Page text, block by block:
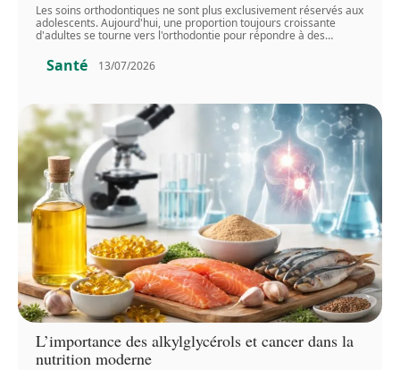
Les soins orthodontiques ne sont plus exclusivement réservés aux
adolescents. Aujourd'hui, une proportion toujours croissante
d'adultes se tourne vers l'orthodontie pour répondre à des…
Santé 13/07/2026
L’importance des alkylglycérols et cancer dans la
nutrition moderne